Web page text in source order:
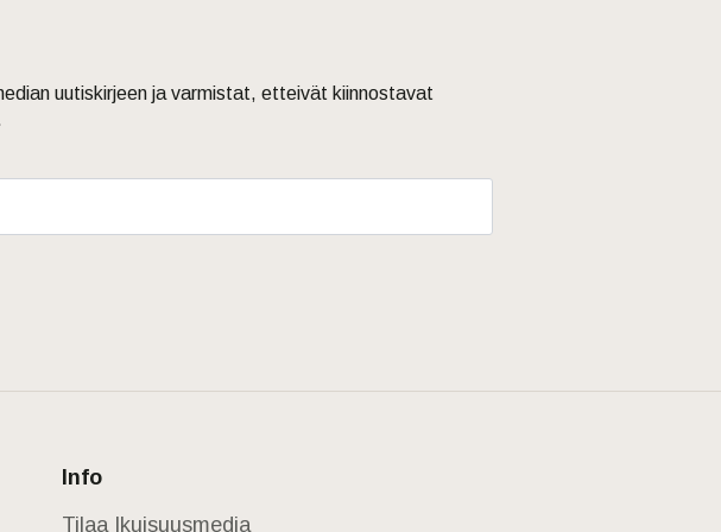
uutiskirjeen ja varmistat, etteivät kiinnostavat
Info
Tilaa Ikuisuusmedia